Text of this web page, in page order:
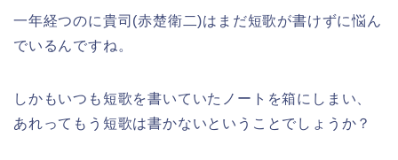
一年経つのに貴司(赤楚衛二)はまだ短歌が書けずに悩ん
でいるんですね。
しかもいつも短歌を書いていたノートを箱にしまい、
あれってもう短歌は書かないということでしょうか？